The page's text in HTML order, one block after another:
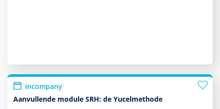
Incompany
Aanvullende module SRH: de Yucelmethode